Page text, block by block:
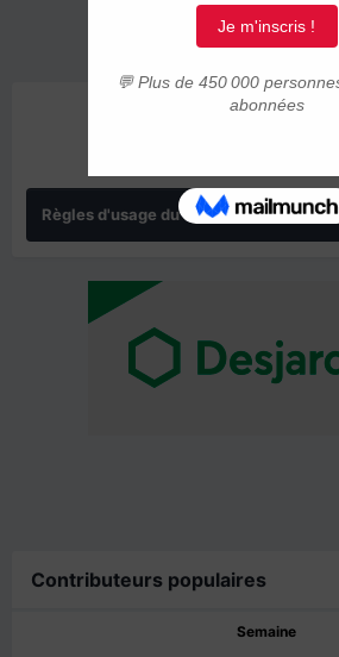
Règles d'usage du forum
Contributeurs populaires
Semaine